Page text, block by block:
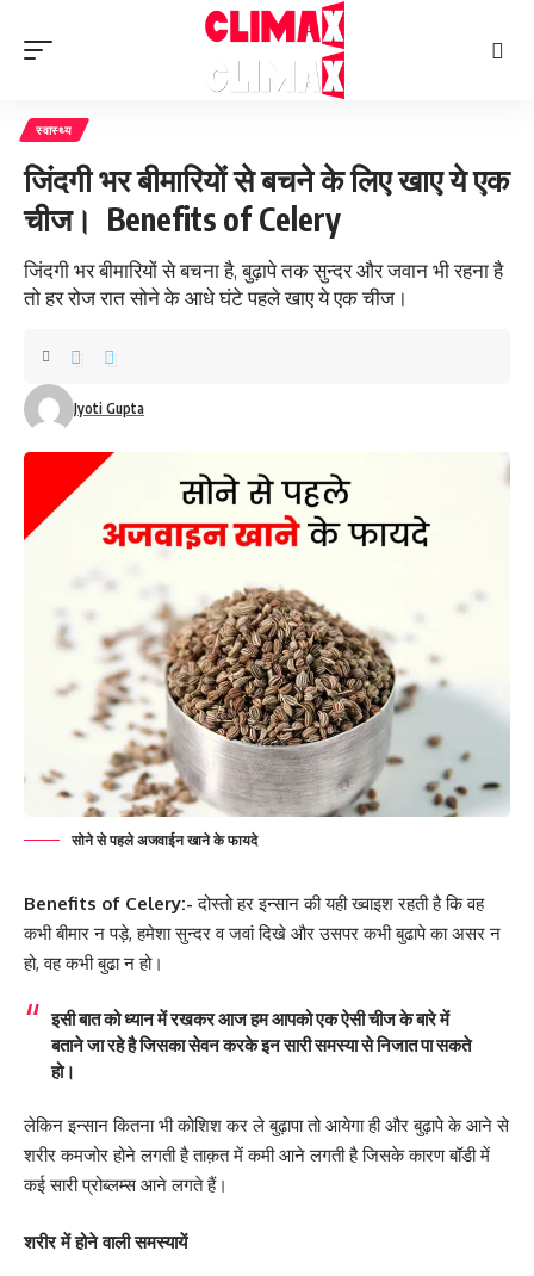
स्वास्थ्य
जिंदगी भर बीमारियों से बचने के लिए खाए ये एक
चीज। Benefits of Celery
जिंदगी भर बीमारियों से बचना है, बुढ़ापे तक सुन्दर और जवान भी रहना है
तो हर रोज रात सोने के आधे घंटे पहले खाए ये एक चीज।
Jyoti Gupta
सोने से पहले अजवाईन खाने के फायदे
Benefits of Celery:- दोस्तो हर इन्सान की यही ख्वाइश रहती है कि वह
कभी बीमार न पड़े, हमेशा सुन्दर व जवां दिखे और उसपर कभी बुढापे का असर न
हो, वह कभी बुढा न हो।
इसी बात को ध्यान में रखकर आज हम आपको एक ऐसी चीज के बारे में
बताने जा रहे है जिसका सेवन करके इन सारी समस्या से निजात पा सकते
हो।
लेकिन इन्सान कितना भी कोशिश कर ले बुढ़ापा तो आयेगा ही और बुढ़ापे के आने से
शरीर कमजोर होने लगती है ताक़त में कमी आने लगती है जिसके कारण बॉडी में
कई सारी प्रोब्लम्स आने लगते हैं।
शरीर में होने वाली समस्यायें